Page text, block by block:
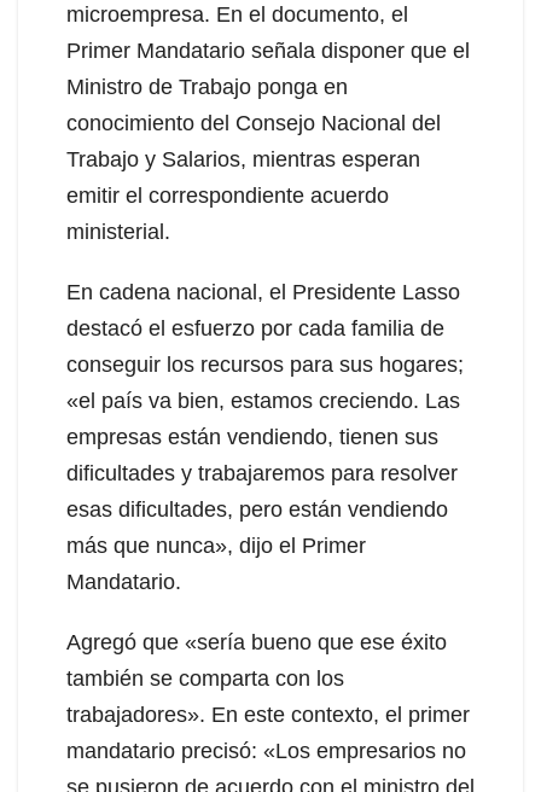
microempresa. En el documento, el
Primer Mandatario señala disponer que el
Ministro de Trabajo ponga en
conocimiento del Consejo Nacional del
Trabajo y Salarios, mientras esperan
emitir el correspondiente acuerdo
ministerial.
En cadena nacional, el Presidente Lasso
destacó el esfuerzo por cada familia de
conseguir los recursos para sus hogares;
«el país va bien, estamos creciendo. Las
empresas están vendiendo, tienen sus
dificultades y trabajaremos para resolver
esas dificultades, pero están vendiendo
más que nunca», dijo el Primer
Mandatario.
Agregó que «sería bueno que ese éxito
también se comparta con los
trabajadores». En este contexto, el primer
mandatario precisó: «Los empresarios no
se pusieron de acuerdo con el ministro del